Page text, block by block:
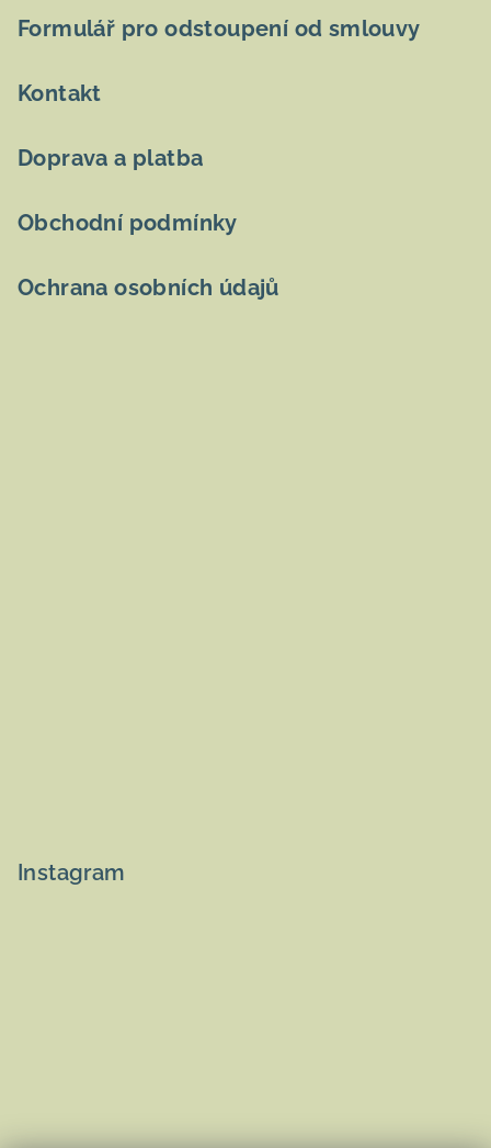
Formulář pro odstoupení od smlouvy
Kontakt
Doprava a platba
Obchodní podmínky
Ochrana osobních údajů
Instagram